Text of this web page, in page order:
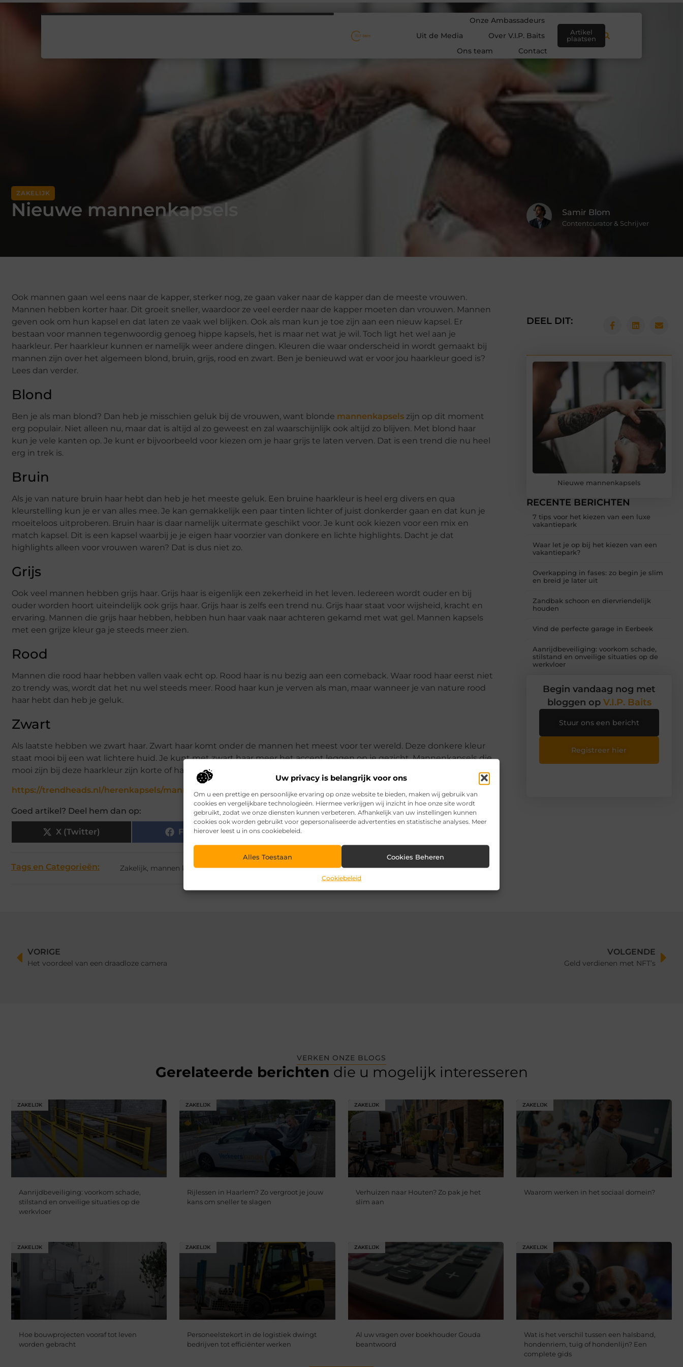
Uw privacy is belangrijk voor ons
Om u een prettige en persoonlijke ervaring op onze website te bieden, maken wij gebruik van
cookies en vergelijkbare technologieën. Hiermee verkrijgen wij inzicht in hoe onze site wordt
gebruikt, zodat we onze diensten kunnen verbeteren. Afhankelijk van uw instellingen kunnen
cookies ook worden gebruikt voor gepersonaliseerde advertenties en statistische analyses. Meer
hierover leest u in ons cookiebeleid.
Alles Toestaan Cookies Beheren
Cookiebeleid
Onze Ambassadeurs
Uit de Media
Over V.I.P. Baits
Ons team
Contact
Artikel
plaatsen
ZAKELIJK
Nieuwe mannenkapsels Samir Blom
Contentcurator & Schrijver
Ook mannen gaan wel eens naar de kapper, sterker nog, ze gaan vaker naar de kapper dan de meeste vrouwen.
Mannen hebben korter haar. Dit groeit sneller, waardoor ze veel eerder naar de kapper moeten dan vrouwen. Mannen
geven ook om hun kapsel en dat laten ze vaak wel blijken. Ook als man kun je toe zijn aan een nieuw kapsel. Er
bestaan voor mannen tegenwoordig genoeg hippe kapsels, het is maar net wat je wil. Toch ligt het wel aan je
haarkleur. Per haarkleur kunnen er namelijk weer andere dingen. Kleuren die waar onderscheid in wordt gemaakt bij
mannen zijn over het algemeen blond, bruin, grijs, rood en zwart. Ben je benieuwd wat er voor jou haarkleur goed is?
Lees dan verder.
Blond
Ben je als man blond? Dan heb je misschien geluk bij de vrouwen, want blonde mannenkapsels zijn op dit moment
erg populair. Niet alleen nu, maar dat is altijd al zo geweest en zal waarschijnlijk ook altijd zo blijven. Met blond haar
kun je vele kanten op. Je kunt er bijvoorbeeld voor kiezen om je haar grijs te laten verven. Dat is een trend die nu heel
erg in trek is.
Bruin
Als je van nature bruin haar hebt dan heb je het meeste geluk. Een bruine haarkleur is heel erg divers en qua
kleurstelling kun je er van alles mee. Je kan gemakkelijk een paar tinten lichter of juist donkerder gaan en dat kun je
moeiteloos uitproberen. Bruin haar is daar namelijk uitermate geschikt voor. Je kunt ook kiezen voor een mix en
match kapsel. Dit is een kapsel waarbij je je eigen haar voorzier van donkere en lichte highlights. Dacht je dat
highlights alleen voor vrouwen waren? Dat is dus niet zo.
Grijs
Ook veel mannen hebben grijs haar. Grijs haar is eigenlijk een zekerheid in het leven. Iedereen wordt ouder en bij
ouder worden hoort uiteindelijk ook grijs haar. Grijs haar is zelfs een trend nu. Grijs haar staat voor wijsheid, kracht en
ervaring. Mannen die grijs haar hebben, hebben hun haar vaak naar achteren gekamd met wat gel. Mannen kapsels
met een grijze kleur ga je steeds meer zien.
Rood
Mannen die rood haar hebben vallen vaak echt op. Rood haar is nu bezig aan een comeback. Waar rood haar eerst niet
zo trendy was, wordt dat het nu wel steeds meer. Rood haar kun je verven als man, maar wanneer je van nature rood
haar hebt dan heb je geluk.
Zwart
Als laatste hebben we zwart haar. Zwart haar komt onder de mannen het meest voor ter wereld. Deze donkere kleur
staat mooi bij een wat lichtere huid. Je kunt met zwart haar meer het accent leggen op je gezicht. Mannenkapsels die
mooi zijn bij deze haarkleur zijn korte of halflange kapsels.
https://trendheads.nl/herenkapsels/mannen-kapsels/
Goed artikel? Deel hem dan op:
X (Twitter) Facebook Pinterest
Tags en Categorieën: Zakelijk, mannen kapsels
DEEL DIT:
Nieuwe mannenkapsels
RECENTE BERICHTEN
7 tips voor het kiezen van een luxe
vakantiepark
Waar let je op bij het kiezen van een
vakantiepark?
Overkapping in fases: zo begin je slim
en breid je later uit
Zandbak schoon en diervriendelijk
houden
Vind de perfecte garage in Eerbeek
Aanrijdbeveiliging: voorkom schade,
stilstand en onveilige situaties op de
werkvloer
Begin vandaag nog met
bloggen op V.I.P. Baits
Stuur ons een bericht
Registreer hier
VORIGE
Het voordeel van een draadloze camera
VOLGENDE
Geld verdienen met NFT’s
VERKEN ONZE BLOGS
Gerelateerde berichten die u mogelijk interesseren
ZAKELIJK
Aanrijdbeveiliging: voorkom schade,
stilstand en onveilige situaties op de
werkvloer
ZAKELIJK
Rijlessen in Haarlem? Zo vergroot je jouw
kans om sneller te slagen
ZAKELIJK
Verhuizen naar Houten? Zo pak je het
slim aan
ZAKELIJK
Waarom werken in het sociaal domein?
ZAKELIJK
Hoe bouwprojecten vooraf tot leven
worden gebracht
ZAKELIJK
Personeelstekort in de logistiek dwingt
bedrijven tot efficiënter werken
ZAKELIJK
Al uw vragen over boekhouder Gouda
beantwoord
ZAKELIJK
Wat is het verschil tussen een halsband,
hondenriem, tuig of hondenlijn? Een
complete gids